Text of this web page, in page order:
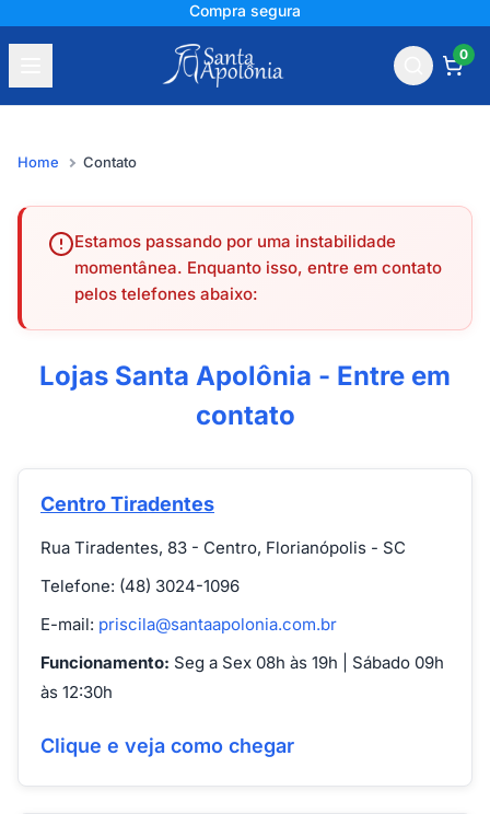
Compra segura
0
Home Contato
Estamos passando por uma instabilidade
momentânea. Enquanto isso, entre em contato
pelos telefones abaixo:
Lojas Santa Apolônia - Entre em
contato
Centro Tiradentes
Rua Tiradentes, 83 - Centro, Florianópolis - SC
Telefone: (48) 3024-1096
E-mail: priscila@santaapolonia.com.br
Funcionamento: Seg a Sex 08h às 19h | Sábado 09h
às 12:30h
Clique e veja como chegar